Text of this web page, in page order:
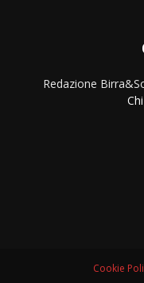
Redazione
Cookie